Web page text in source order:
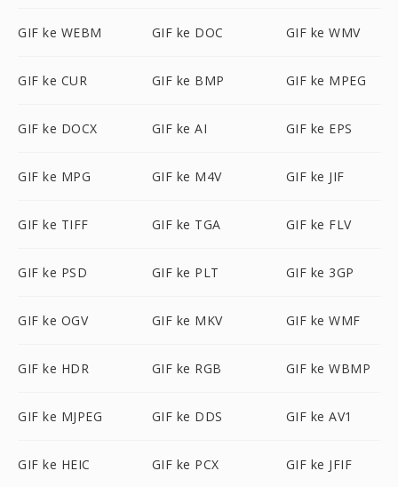
GIF ke WEBM GIF ke DOC GIF ke WMV
GIF ke CUR GIF ke BMP GIF ke MPEG
GIF ke DOCX GIF ke AI GIF ke EPS
GIF ke MPG GIF ke M4V GIF ke JIF
GIF ke TIFF GIF ke TGA GIF ke FLV
GIF ke PSD GIF ke PLT GIF ke 3GP
GIF ke OGV GIF ke MKV GIF ke WMF
GIF ke HDR GIF ke RGB GIF ke WBMP
GIF ke MJPEG GIF ke DDS GIF ke AV1
GIF ke HEIC GIF ke PCX GIF ke JFIF